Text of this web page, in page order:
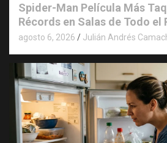
Spider-Man Película Más
Récords en Salas de Todo el
agosto 6, 2026 Julián Andrés